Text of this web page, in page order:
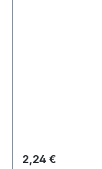
Regulärer Preis:
2,24 €